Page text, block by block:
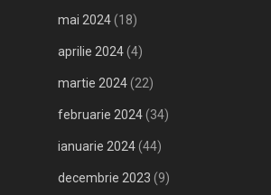
mai 2024(18)
aprilie 2024(4)
martie 2024(22)
februarie 2024(34)
ianuarie 2024(44)
decembrie 2023 (9)